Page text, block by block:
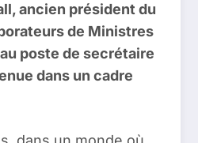
ancien président du
de Ministres
poste de secrétaire
dans un cadre